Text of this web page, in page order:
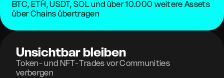
BTC, ETH, USDT, SOL und über 10.000 weitere Assets
über Chains übertragen
Unsichtbar bleiben
Token- und NFT-Trades vor Communities
verbergen